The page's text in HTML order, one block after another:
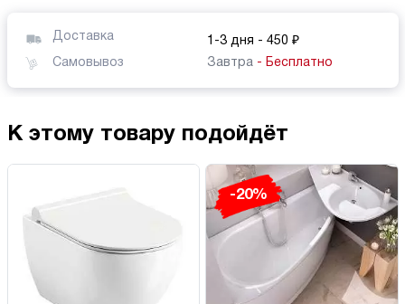
Доставка 1-3 дня - 450 ₽
Самовывоз
Завтра - Бесплатно
К этому товару подойдёт
-20%